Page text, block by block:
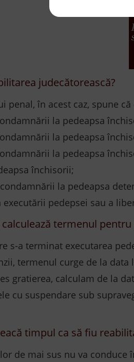
judecătorească?
penal, în acest caz, spune că
la pedeapsa
la pedeapsa
la pedeapsa
închisorii;
la pedeapsa
executării pedepsei sau a
termenul
s-a terminat executarea
termenul curge de la
gratierea, calculam de la
cu suspendare sub
timpul ca să fiu
de mai sus nu va conduce